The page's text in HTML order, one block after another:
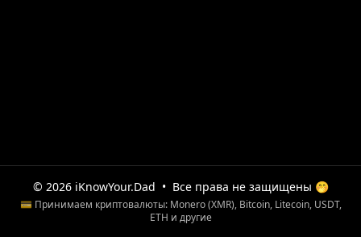
© 2026 iKnowYour.Dad • Все права не защищены 🤭
💳 Принимаем криптовалюты: Monero (XMR), Bitcoin, Litecoin, USDT,
ETH и другие